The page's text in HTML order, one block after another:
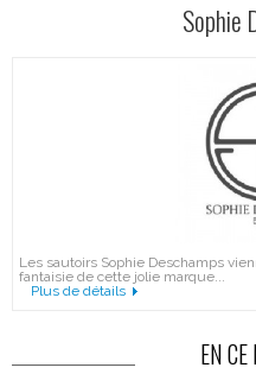
Sophie
Les sautoirs Sophie Deschamps
fantaisie de cette jolie marque...
Plus de détails
EN